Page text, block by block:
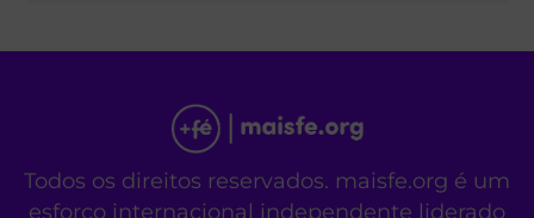
Todos os direitos reservados. maisfe.org é um
esforço internacional independente liderado